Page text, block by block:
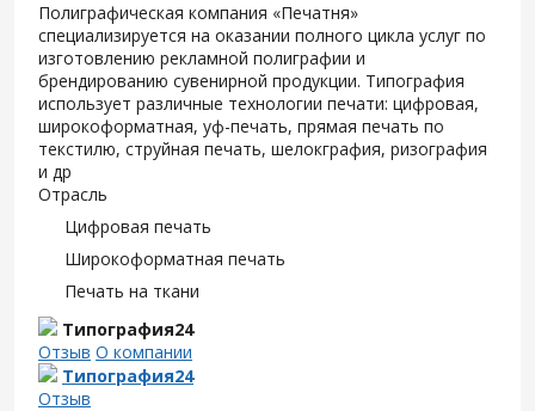
Полиграфическая компания «Печатня»
специализируется на оказании полного цикла услуг по
изготовлению рекламной полиграфии и
брендированию сувенирной продукции. Типография
использует различные технологии печати: цифровая,
широкоформатная, уф-печать, прямая печать по
текстилю, струйная печать, шелокграфия, ризография
и др
Отрасль
Цифровая печать
Широкоформатная печать
Печать на ткани
Типография24
Отзыв О компании
Типография24
Отзыв